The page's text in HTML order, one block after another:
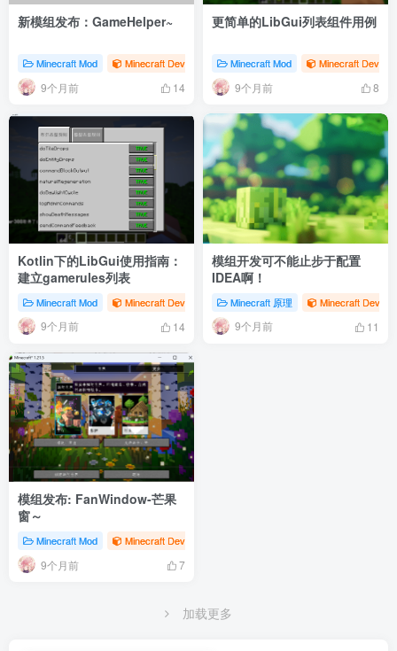
新模组发布：GameHelper~
Minecraft Mod Minecraft Dev # 发布 # GameHelper
9个月前 14
更简单的LibGui列表组件用例
Minecraft Mod Minecraft Dev
9个月前 8
Kotlin下的LibGui使用指南：
建立gamerules列表
Minecraft Mod Minecraft Dev # 经验 # libgui
9个月前 14
模组开发可不能止步于配置
IDEA啊！
Minecraft 原理 Minecraft Dev
9个月前 11
模组发布: FanWindow-芒果
窗～
Minecraft Mod Minecraft Dev
9个月前 7
加载更多